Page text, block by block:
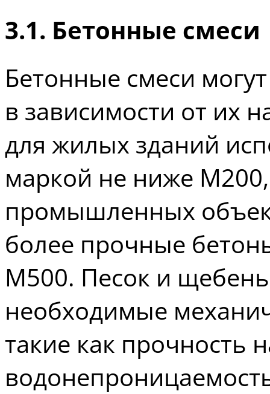
3.1. Бетонные смеси
Бетонные смеси
в зависимости от их
для жилых зданий
маркой не ниже М200,
промышленных
более прочные
М500. Песок и
необходимые
такие как прочность